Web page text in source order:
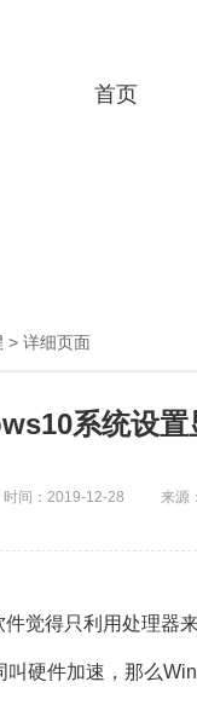
首页
> 详细页面
系统设置
时间：2019-12-28 来源
觉得只利用处理器
硬件加速，那么